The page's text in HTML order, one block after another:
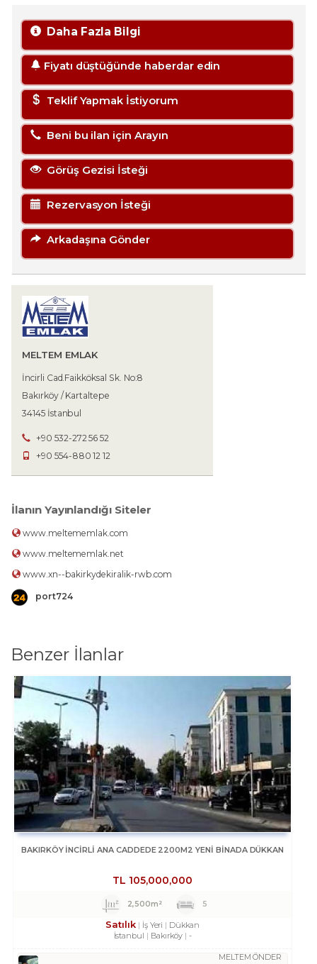
Daha Fazla Bilgi
Fiyatı düştüğünde haberdar edin
Teklif Yapmak İstiyorum
Beni bu ilan için Arayın
Görüş Gezisi İsteği
Rezervasyon İsteği
Arkadaşına Gönder
MELTEM EMLAK
İncirli Cad.Faikköksal Sk. No:8
Bakırköy / Kartaltepe
34145 İstanbul
+90 532-272 56 52
+90 554-880 12 12
İlanın Yayınlandığı Siteler
www.meltememlak.com
www.meltememlak.net
www.xn--bakirkydekiralik-rwb.com
port724
Benzer İlanlar
BAKIRKÖY İNCİRLİ ANA CADDEDE 2200M2 YENİ BİNADA DÜKKAN
TL 105,000,000
2,500m² 5
Satılık İş Yeri
Dükkan
İstanbul
Bakırköy -
MELTEM ÖNDER